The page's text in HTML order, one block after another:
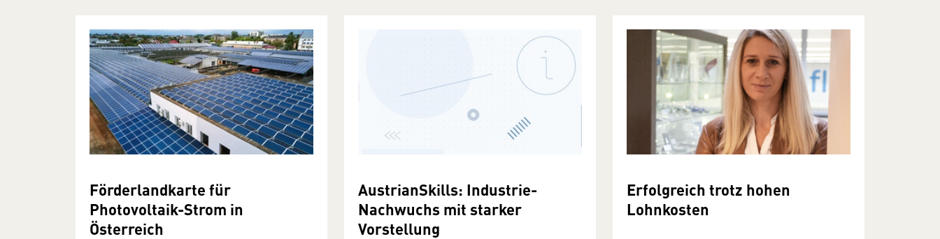
Förderlandkarte für
Photovoltaik-Strom in
Österreich
AustrianSkills: Industrie-
Nachwuchs mit starker
Vorstellung
Erfolgreich trotz hohen
Lohnkosten